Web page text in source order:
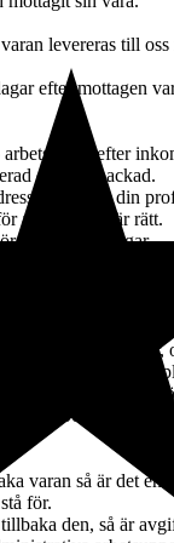
levereras till
efter mottagen
efter
och väl packad.
som står i din
att adressen är rätt.
några ändringar.
påminnelse från
oss,
kund få stå för,
kostade vid köpet
från eran betalning/
för 1000kr + frakt
varan så är det en
för.
den, så är